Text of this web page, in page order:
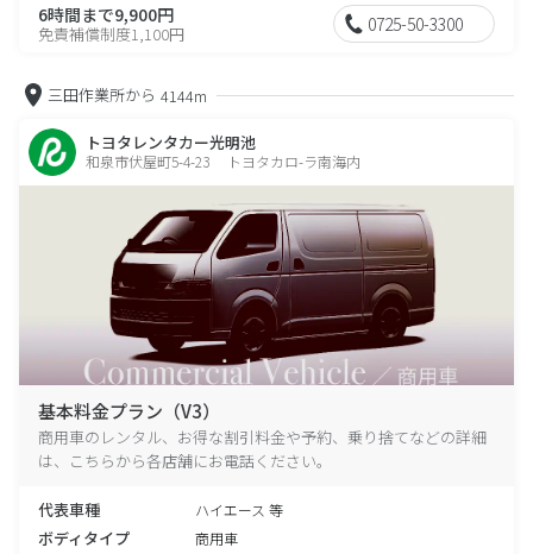
6時間まで9,900円
免責補償制度1,100円 0725-50-3300
三田作業所から 4144m
トヨタレンタカー光明池
和泉市伏屋町5-4-23 トヨタカロ-ラ南海内
基本料金プラン（V3）
商用車のレンタル、お得な割引料金や予約、乗り捨てなどの詳細
は、こちらから各店舗にお電話ください。
代表車種 ハイエース 等
ボディタイプ 商用車